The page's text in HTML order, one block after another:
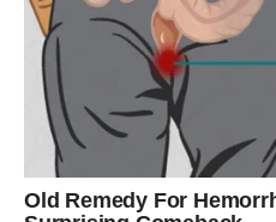
Rak ulazi u dane u kojima
nemirno. Situacije koje su
odnosi postaju topliji, a Rak
Kao da se život konačno
a ne stalnu emocionalnu
Ovo su dani u kojima Rak